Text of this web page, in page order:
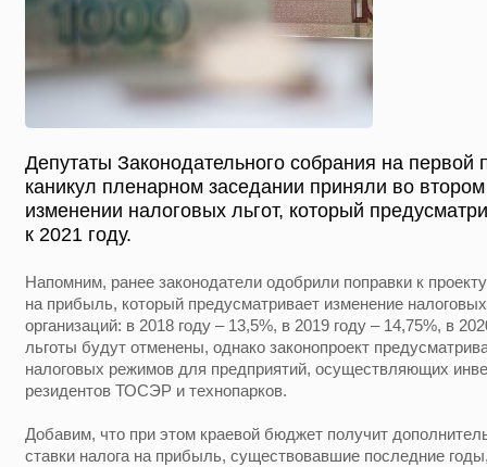
Депутаты Законодательного собрания на первой
каникул пленарном заседании приняли во втором
изменении налоговых льгот, который
к 2021 году.
Напомним, ранее законодатели одобрили поправки к
на прибыль, который предусматривает изменение
организаций: в 2018 году – 13,5%, в 2019 году – 14,75%, в
льготы будут отменены, однако законопроект
налоговых режимов для предприятий, осуществляющих
резидентов ТОСЭР и технопарков.
Добавим, что при этом краевой бюджет получит
ставки налога на прибыль, существовавшие последние